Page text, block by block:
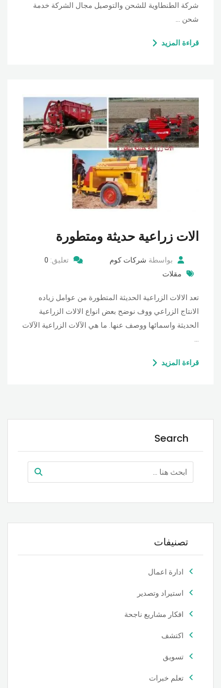
شركة الطنطاوية للشحن والتوصيل مجال الشركة خدمة
شحن …
قراءة المزيد
الات زراعية حديثة ومتطورة
بواسطة شركات كوم تعليق: 0
مقلات
تعد الالات الزراعية الحديثة المتطورة من عوامل زياده
الانتاج الزراعي ووف نوضح بعض انواع الالات الزراعية
الحديثة واسمائها ووصف عنها. ما هي الآلات الزراعية الآلات
…
قراءة المزيد
Search
تصنيفات
ادارة اعمال
استيراد وتصدير
افكار مشاريع ناجحة
اكتشف
تسويق
تعلم خبرات